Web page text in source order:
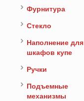
Фурнитура
Стекло
Наполнение для
шкафов купе
Ручки
Подъемные
механизмы